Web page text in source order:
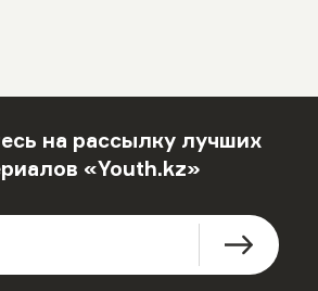
на рассылку лучших
«Youth.kz»